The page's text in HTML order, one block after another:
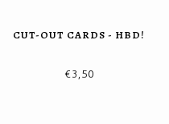
CUT-OUT CARDS - HBD!
€3,50